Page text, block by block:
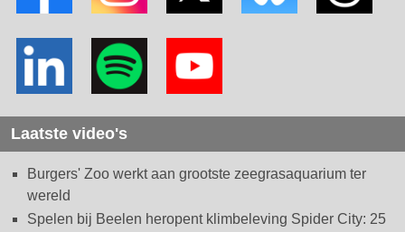
Laatste video's
Burgers' Zoo werkt aan grootste zeegrasaquarium ter
wereld
Spelen bij Beelen heropent klimbeleving Spider City: 25